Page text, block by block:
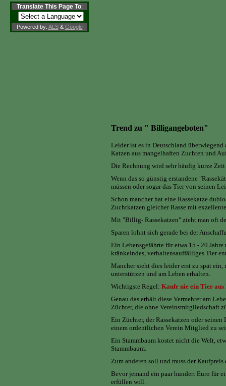
Trend zu " Billigangeboten"
Leider ist es in Deutschland
Katzen aus mangelhaften Zuchten und
Die Rechnung wird sehr häufig kurze Zeit
Wenn das so günstig erstandene
müssen oder sogar das Tier von seinen
Schon mancher hat eine Rassekatze
Zuchtkatzen gleicher Rasse mit
Mit "Billig- Rassekatzen" zieht man oft
Sparen lohnt sich gerade bei der
Ein Lebensgefährte für etwa 15 - 20
kränkelndes, verhaltensauffälliges Tier
Mancher sieht dies leider erst zu spät
unterstützen und am Leben erhalten.
Wichtigste Regel: Kaufe nie ein Tier
Genau das erhält diese Vermehrer am
Züchter, die ohne Vereinsmitgliedschaft
Ein Züchter, der Rassekatzen oder
einem ordentlichen Verein Mitglied zu
Ein Stammbaum kostet nicht die Welt,
Stammbaum.
Zum anderen soll und muss der
Bevor jemand ein paar hundert Euro für
erfüllen will.
Translate This Page To:
Powered by: ALS& Google